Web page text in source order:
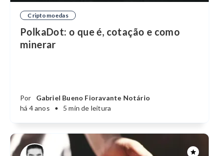
Criptomoedas
PolkaDot: o que é, cotação e como
minerar
Por
Gabriel Bueno Fioravante Notário
há 4 anos
• 5 min de leitura